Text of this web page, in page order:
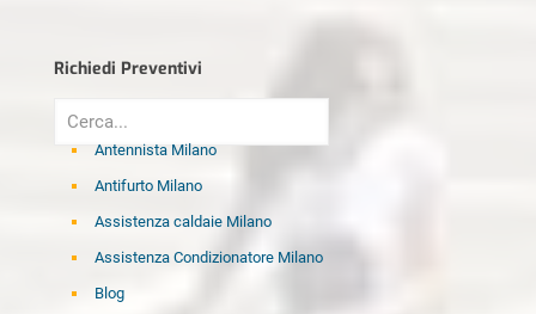
Richiedi Preventivi
Antennista Milano
Antifurto Milano
Assistenza caldaie Milano
Assistenza Condizionatore Milano
Blog